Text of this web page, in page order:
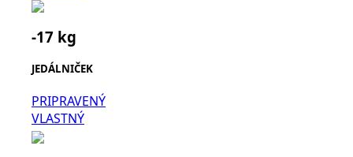
-17 kg
JEDÁLNIČEK
PRIPRAVENÝ
VLASTNÝ